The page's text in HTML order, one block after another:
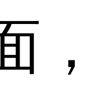
，